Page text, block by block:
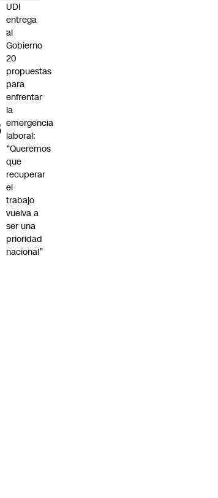
UDI
entrega
al
Gobierno
20
propuestas
para
enfrentar
la
emergencia
laboral:
“Queremos
que
recuperar
el
trabajo
vuelva a
ser una
prioridad
nacional”